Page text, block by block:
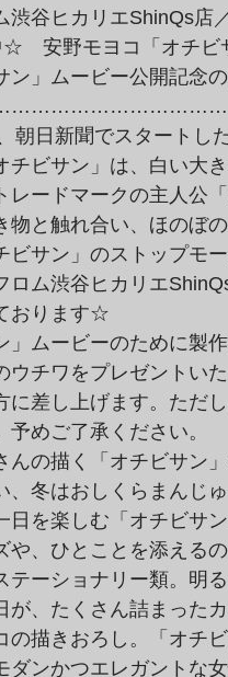
ム渋谷ヒカリエ
　安野モヨコ「オチビ
ン」ムービー公開記念
朝日新聞でスタートし
チビサン」は、白い大
レードマークの主人公
物と触れ合い、ほのぼ
ビサン」のストップモ
ロム渋谷ヒカリエ
おります☆
」ムービーのために製
ウチワをプレゼントい
に差し上げます。ただ
予めご了承ください。
んの描く「オチビサン
、冬はおしくらまんじ
日を楽しむ「オチビサ
や、ひとことを添える
テーショナリー類。明
が、たくさん詰まった
の描きおろし。「オチ
ダンかつエレガントな